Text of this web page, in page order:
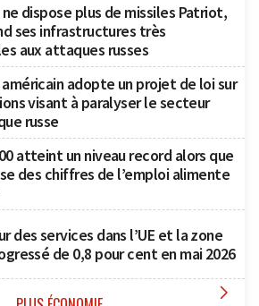
ne dispose plus de missiles Patriot,
ses infrastructures très
aux attaques russes
adopte un projet de loi sur
visant à paralyser le secteur
russe
atteint un niveau record alors que
des chiffres de l’emploi alimente
des services dans l’UE et la zone
de 0,8 pour cent en mai 2026
